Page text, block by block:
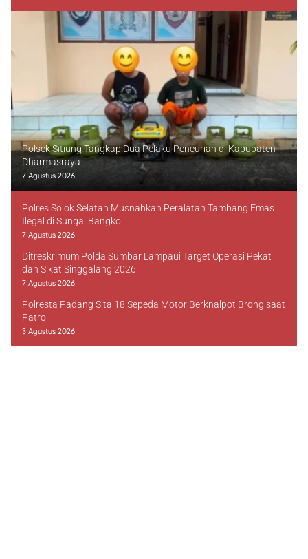
Polsek Sitiung Tangkap Dua Pelaku Pencurian di Kabupaten
Dharmasraya
7 Agustus 2026
Polres Solok Selatan Musnahkan Peralatan Tambang Emas
Ilegal di Sungai Bangko
7 Agustus 2026
Ditreskrimum Polda Sumbar Lampaui Target Operasi Pekat
dan Sikat Singgalang 2026
7 Agustus 2026
Polresta Padang Sita 18 Sepeda Motor Berknalpot Brong saat
Patroli
3 Agustus 2026